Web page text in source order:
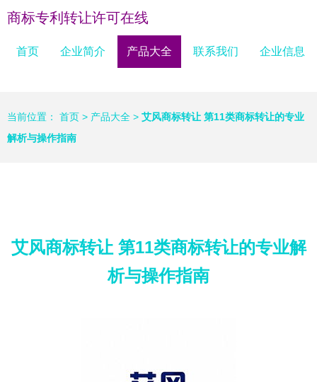
商标专利转让许可在线
首页 企业简介 产品大全 联系我们 企业信息
当前位置： 首页 > 产品大全 > 艾风商标转让 第11类商标转让的专业
解析与操作指南
艾风商标转让 第11类商标转让的专业解
析与操作指南